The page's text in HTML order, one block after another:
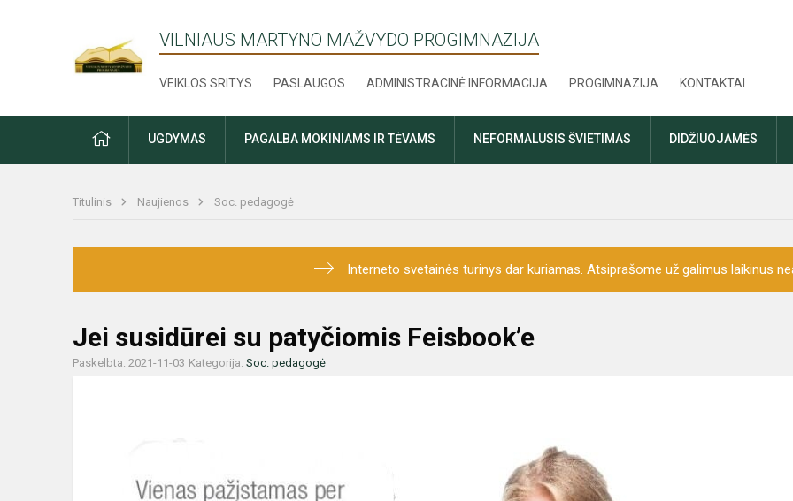
VILNIAUS MARTYNO MAŽVYDO PROGIMNAZIJA
VEIKLOS SRITYS PASLAUGOS ADMINISTRACINĖ INFORMACIJA PROGIMNAZIJA KONTAKTAI
PRADŽIAUGDYMAS PAGALBA MOKINIAMS IR TĖVAMS NEFORMALUSIS ŠVIETIMAS DIDŽIUOJAMĖS
Titulinis Naujienos Soc. pedagogė
Interneto svetainės turinys dar kuriamas. Atsiprašome už galimus laikinus
Jei susidūrei su patyčiomis Feisbook’e
Paskelbta: 2021-11-03 Kategorija: Soc. pedagogė